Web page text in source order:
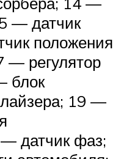
— датчик
положения
— регулятор
блок
19 —
датчик фаз;